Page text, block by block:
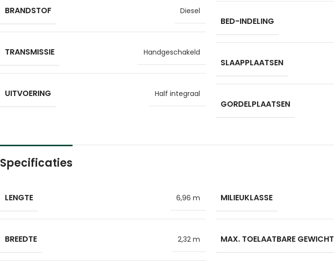
BRANDSTOF Diesel
TRANSMISSIE Handgeschakeld
UITVOERING Half integraal
BED-INDELING
SLAAPPLAATSEN
GORDELPLAATSEN
Specificaties
LENGTE 6,96 m
BREEDTE 2,32 m
MILIEUKLASSE
MAX. TOELAATBARE GEWICHT